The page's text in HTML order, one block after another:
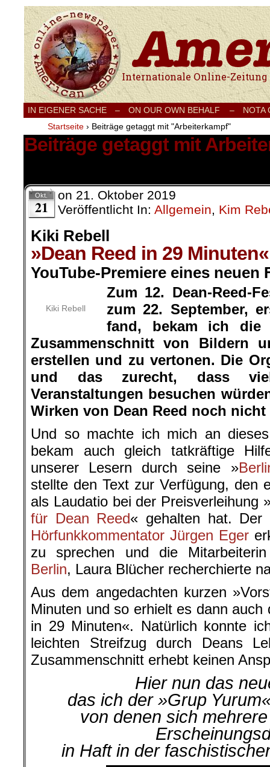
Internationale Onlinezeitung für Frieden,
IN EIGENER SACHE – ON OUR OWN BEHALF –
NOTA
Startseite › Beiträge getaggt mit "Arbeiterkampf"
Beiträge getaggt mit
Okt.
21
on 21. Oktober 2019
Veröffentlicht In: Allgemein, Kim
Kiki Rebell
»Dean Reed in 29 Minuten«
YouTube-Premiere eines neuen
Kiki Rebell
Zum 12. Dean-Reed-
zum 22. September,
fand, bekam ich die
Zusammenschnitt von Bildern
erstellen und zu vertonen. Die
und das zurecht, dass
Veranstaltungen besuchen
Wirken von Dean Reed noch
Und so machte ich mich an
bekam auch gleich tatkräftige
unserer Lesern durch seine »
stellte den Text zur Verfügung, den
als Laudatio bei der Preisverleihung
für Dean Reed« gehalten hat. Der
Hörfunkkommentator Jürgen Eger
zu sprechen und die
Berlin, Laura Blücher recherchierte
Aus dem angedachten kurzen
Minuten und so erhielt es dann
in 29 Minuten«. Natürlich konnte
leichten Streifzug durch Deans
Zusammenschnitt erhebt keinen
Hier nun das
das ich der »Grup
von denen sich
in Haft in der